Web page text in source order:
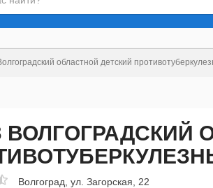
областной детский
ВОЛГОГРАДСКИЙ
Волгоград, ул. Загорская, 22